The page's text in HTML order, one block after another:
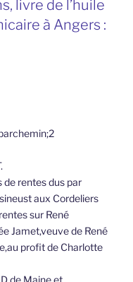
livre de l’huile
à Angers :
de rentes dus par
aux Cordeliers
sur René
Jamet,veuve de René
profit de Charlotte
de Maine et